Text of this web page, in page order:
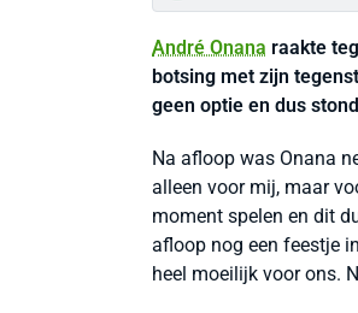
André Onana raakte
botsing met zijn
geen optie en dus
Na afloop was Onana
alleen voor mij, maar
moment spelen en dit
afloop nog een feestje
heel moeilijk voor ons.